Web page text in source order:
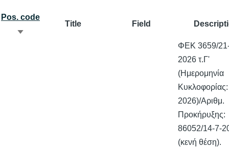
Pos. code
Sort
Title Field
ΦΕΚ 3659/
2026 τ.Γ'
(Ημερομηνία
2026)/Αριθμ.
Προκήρυξης:
86052/14-7-
(κενή θέση).